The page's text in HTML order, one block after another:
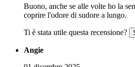
Buono, anche se alle volte ho la
coprire l'odore di sudore a lungo.
Ti è stata utile questa recensione?
Angie